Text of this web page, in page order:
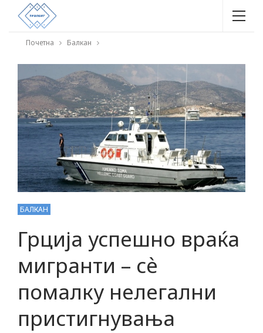
Почетна Балкан
БАЛКАН
Грција успешно враќа
мигранти – сѐ
помалку нелегални
пристигнувања